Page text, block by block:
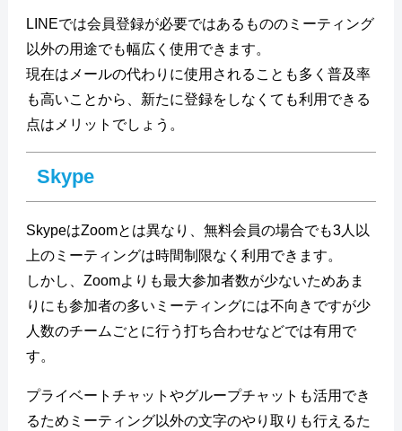
LINEでは会員登録が必要ではあるもののミーティング
以外の用途でも幅広く使用できます。
現在はメールの代わりに使用されることも多く普及率
も高いことから、新たに登録をしなくても利用できる
点はメリットでしょう。
Skype
SkypeはZoomとは異なり、無料会員の場合でも3人以
上のミーティングは時間制限なく利用できます。
しかし、Zoomよりも最大参加者数が少ないためあま
りにも参加者の多いミーティングには不向きですが少
人数のチームごとに行う打ち合わせなどでは有用で
す。
プライベートチャットやグループチャットも活用でき
るためミーティング以外の文字のやり取りも行えるた